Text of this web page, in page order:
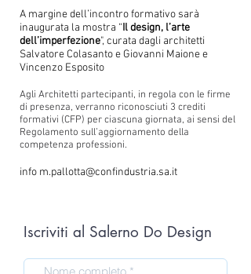
A margine dell’incontro formativo sarà
inaugurata la mostra “Il design, l’arte
dell’imperfezione", curata dagli architetti
Salvatore Colasanto e Giovanni Maione e
Vincenzo Esposito
Agli Architetti partecipanti, in regola con le firme
di presenza, verranno riconosciuti 3 crediti
formativi (CFP) per ciascuna giornata, ai sensi del
Regolamento sull’aggiornamento della
competenza professioni.
info m.pallotta@confindustria.sa.it
Iscriviti al Salerno Do Design